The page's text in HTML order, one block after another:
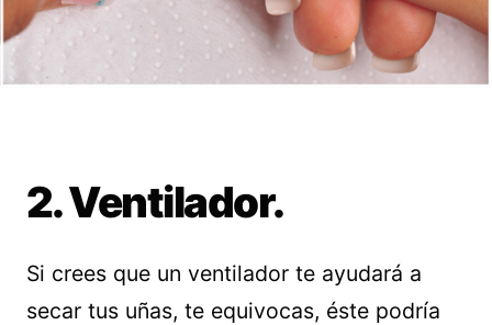
2. Ventilador.
Si crees que un ventilador te ayudará a
secar tus uñas, te equivocas, éste podría